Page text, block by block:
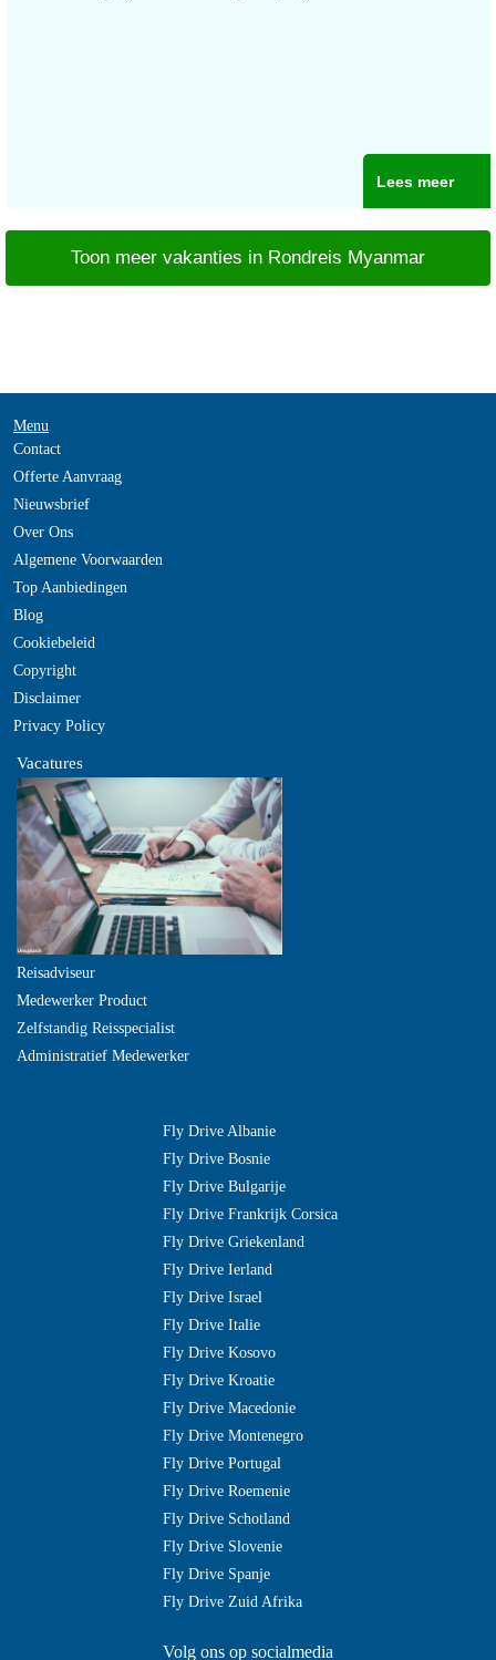
Lees meer
Toon meer vakanties in Rondreis Myanmar
Menu
Contact
Offerte Aanvraag
Nieuwsbrief
Over Ons
Algemene Voorwaarden
Top Aanbiedingen
Blog
Cookiebeleid
Copyright
Disclaimer
Privacy Policy
Vacatures
Reisadviseur
Medewerker Product
Zelfstandig Reisspecialist
Administratief Medewerker
Fly Drive Albanie
Fly Drive Bosnie
Fly Drive Bulgarije
Fly Drive Frankrijk Corsica
Fly Drive Griekenland
Fly Drive Ierland
Fly Drive Israel
Fly Drive Italie
Fly Drive Kosovo
Fly Drive Kroatie
Fly Drive Macedonie
Fly Drive Montenegro
Fly Drive Portugal
Fly Drive Roemenie
Fly Drive Schotland
Fly Drive Slovenie
Fly Drive Spanje
Fly Drive Zuid Afrika
Volg ons op socialmedia